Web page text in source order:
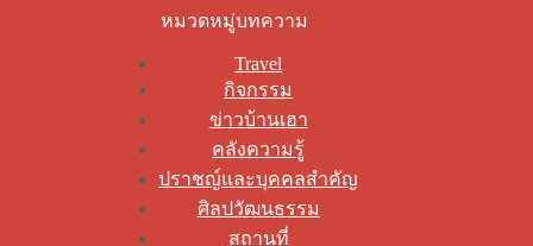
หมวดหมู่บทความ
Travel
กิจกรรม
ข่าวบ้านเฮา
คลังความรู้
ปราชญ์และบุคคลสำคัญ
ศิลปวัฒนธรรม
สถานที่